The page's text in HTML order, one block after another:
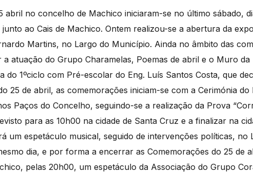
abril no concelho de Machico iniciaram-se no último sábado,
ao Cais de Machico. Ontem realizou-se a abertura da
Martins, no Largo do Município. Ainda no âmbito das
atuação do Grupo Charamelas, Poemas de abril e o Muro da
do 1ºciclo com Pré-escolar do Eng. Luís Santos Costa, que
25 de abril, as comemorações iniciam-se com a Cerimónia do
Paços do Concelho, seguindo-se a realização da Prova
para as 10h00 na cidade de Santa Cruz e a finalizar na
um espetáculo musical, seguido de intervenções políticas, no
dia, e por forma a encerrar as Comemorações do 25 de
pelas 20h00, um espetáculo da Associação do Grupo